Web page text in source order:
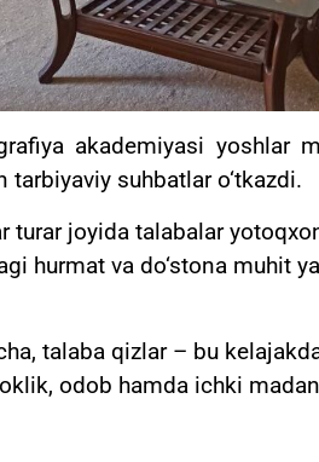
akademiyasi yoshlar
suhbatlar o‘tkazdi.
turar joyida talabalar
hurmat va do‘stona muhit
talaba qizlar – bu
odob hamda ichki